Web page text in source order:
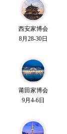
西安家博会
8月28-30日
莆田家博会
9月4-6日